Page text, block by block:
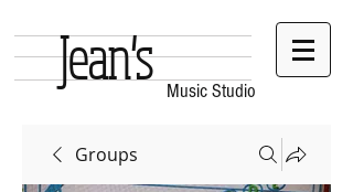
Music Studio
Jean's
Groups